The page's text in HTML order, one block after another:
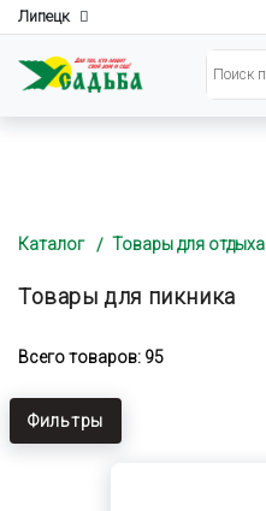
Липецк
Каталог Товары для отдыха
Товары для пикника
Всего товаров: 95
Фильтры